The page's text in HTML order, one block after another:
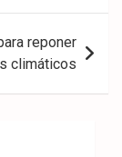
reponer
climáticos